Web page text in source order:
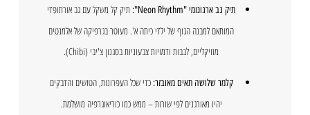
תיק גב ארגונומי "Neon Rhythm":
תיק קל משקל עם גב אורתופדי
המותאם למבנה הגוף של ילדי כיתה א'. מעוטר בגרפיקה של אלמנטים
מוזיקליים, לבבות ודמויות צבעוניות בסגנון צ'יבי (Chibi).
קלמר שלושה תאים מאובזר: כדי שכל העפרונות, הטושים והדבקים
יהיו מאורגנים לפי שורות – ממש כמו כוריאוגרפיה מושלמת.